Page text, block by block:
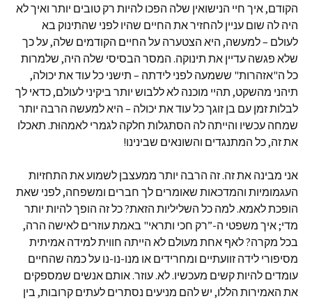
הקודם, איך חיי הנישואין שלה הפכו להיות רק טובים יותר ואיך לא
היה לה שום עניין להחזיר את החיים שהיו לפני שהתינוק בא
לעולם – למעשה, היא הצטערה על החיים הקודמים שלה, על כך
שלא פגשה עדיין את תינוקה. המסר הבסיסי שלה היה, שלמרות
כל ה"אזהרות" ששמעה לפני לידתה – תישני כל עוד את יכולה,
תיהני מהשקט, תהיי מוכנה לא ללבוש יותר ביקיני לעולם, כדאי לך
לבלות זמן עם בן זוגך כל עוד את יכולה – היא למעשה הרבה יותר
שמחה עכשיו והייתה לה הסתגלות חלקה לגמרי לאמהוּת. תאכלו
את זה, כל המתנגדים והשונאים שבינינו!
אני מבינה את זה. זה הרבה יותר ממעצבן לשמוע את התחזיות
העגמומיות והמדכאות שאומרים לך חברים ומשפחה, לפני שאת
הופכת לאמא. למה כל השליליות הזאת? כל זה הופך להיות יותר
מדי; איך משפטי ה-”רק חכי ותראי" באמת עוזרים לאישה הרה,
בכל מקרה? לאף אחת מעולם לא הייתה חווית למידה אמיתית
מסיפורי לידה זוועתיים ומחרידים או מנו-נו-נו על כמה שהחיים
עומדים להיות קשים מעכשיו. לא. עוזר. אותם אנשים שמספקים
את האמירות הללו, יש להם מניעים נסתרים לעתים קרובות, בין